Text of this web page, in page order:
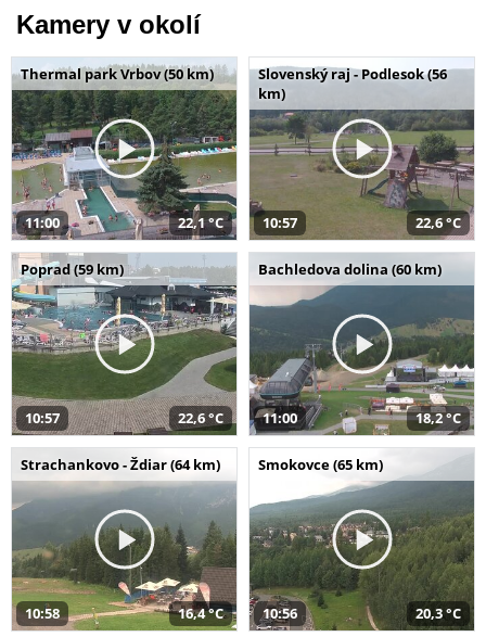
Kamery v okolí
Thermal park Vrbov (50 km)
11:00 22,1 °C
Slovenský raj - Podlesok (56
km)
10:57 22,6 °C
Poprad (59 km)
10:57 22,6 °C
Bachledova dolina (60 km)
11:00 18,2 °C
Strachankovo - Ždiar (64 km)
10:58 16,4 °C
Smokovce (65 km)
10:56 20,3 °C